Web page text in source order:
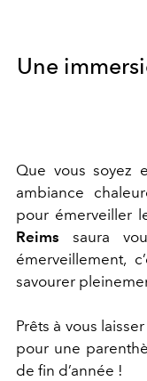
Une
Que vous soyez
ambiance
pour émerveiller
Reims saura
émerveillement,
savourer
Prêts à vous
pour une
de fin d’année !